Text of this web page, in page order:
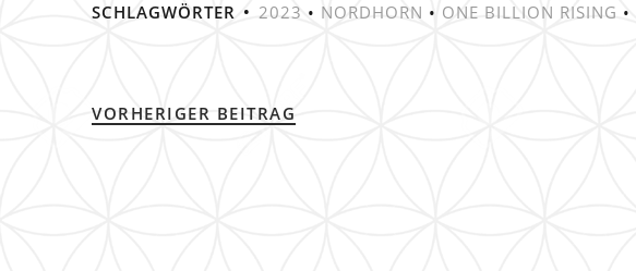
SCHLAGWÖRTER 2023 • NORDHORN • ONE BILLION RISING •
VORHERIGER BEITRAG